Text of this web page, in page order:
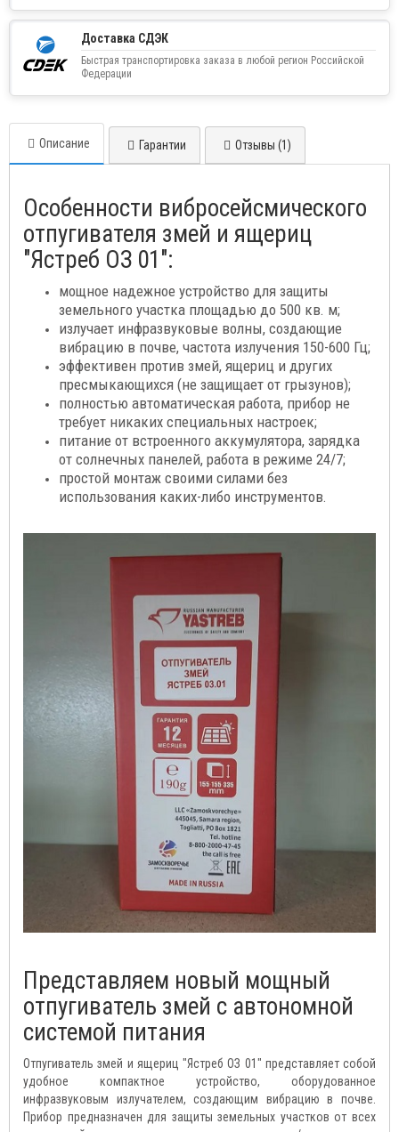
Доставка СДЭК
Быстрая транспортировка заказа в любой регион Российской
Федерации
Описание Гарантии Отзывы (1)
Особенности вибросейсмического
отпугивателя змей и ящериц
"Ястреб ОЗ 01":
мощное надежное устройство для защиты
земельного участка площадью до 500 кв. м;
излучает инфразвуковые волны, создающие
вибрацию в почве, частота излучения 150-600 Гц;
эффективен против змей, ящериц и других
пресмыкающихся (не защищает от грызунов);
полностью автоматическая работа, прибор не
требует никаких специальных настроек;
питание от встроенного аккумулятора, зарядка
от солнечных панелей, работа в режиме 24/7;
простой монтаж своими силами без
использования каких-либо инструментов.
Представляем новый мощный
отпугиватель змей с автономной
системой питания
Отпугиватель змей и ящериц "Ястреб ОЗ 01" представляет собой
удобное компактное устройство, оборудованное
инфразвуковым излучателем, создающим вибрацию в почве.
Прибор предназначен для защиты земельных участков от всех